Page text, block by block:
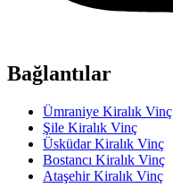
Bağlantılar
Ümraniye Kiralık Vinç
Şile Kiralık Vinç
Üsküdar Kiralık Vinç
Bostancı Kiralık Vinç
Ataşehir Kiralık Vinç